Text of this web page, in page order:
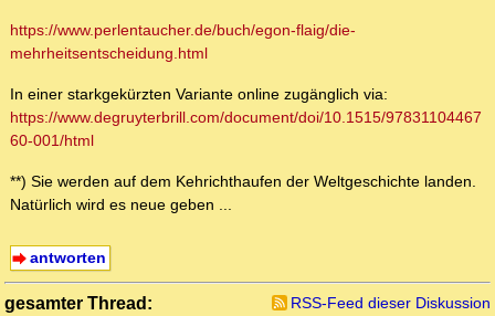
https://www.perlentaucher.de/buch/egon-flaig/die-
mehrheitsentscheidung.html
In einer starkgekürzten Variante online zugänglich via:
https://www.degruyterbrill.com/document/doi/10.1515/97831104467
60-001/html
**) Sie werden auf dem Kehrichthaufen der Weltgeschichte landen.
Natürlich wird es neue geben ...
antworten
gesamter Thread:
RSS-Feed dieser Diskussion